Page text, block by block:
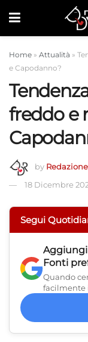
Home » Attualità »
e Capodanno?
freddo e
by Redazione
18 Dicembre
Segui
Aggiungi
Fonti
Quando
facilmente